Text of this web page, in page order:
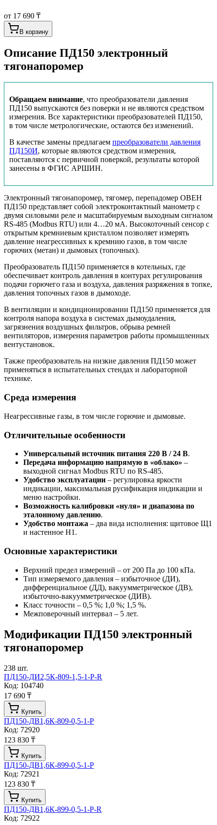
от 17 690 ₸
В корзину
Описание ПД150 электронный
тягонапоромер
Обращаем внимание, что преобразователи давления
ПД150 выпускаются без поверки и не являются средством
измерения. Все характеристики преобразователей ПД150,
в том числе метрологические, остаются без изменений.
В качестве замены предлагаем преобразователи давления
ПД150И, которые являются средством измерения,
поставляются с первичной поверкой, результаты которой
занесены в ФГИС АРШИН.
Электронный тягонапоромер, тягомер, перепадомер ОВЕН
ПД150 представляет собой электроконтактный манометр с
двумя силовыми реле и масштабируемым выходным сигналом
RS-485 (Modbus RTU) или 4…20 мА. Высокоточный сенсор с
открытым кремниевым кристаллом позволяет измерять
давление неагрессивных к кремнию газов, в том числе
горючих (метан) и дымовых (топочных).
Преобразователь ПД150 применяется в котельных, где
обеспечивает контроль давления в контурах регулирования
подачи горючего газа и воздуха, давления разряжения в топке,
давления топочных газов в дымоходе.
В вентиляции и кондиционировании ПД150 применяется для
контроля напора воздуха в системах дымоудаления,
загрязнения воздушных фильтров, обрыва ремней
вентиляторов, измерения параметров работы промышленных
вентустановок.
Также преобразователь на низкие давления ПД150 может
применяться в испытательных стендах и лабораторной
технике.
Среда измерения
Неагрессивные газы, в том числе горючие и дымовые.
Отличительные особенности
Универсальный источник питания 220 В / 24 В.
Передача информацию напрямую в «облако» –
выходной сигнал Modbus RTU по RS-485.
Удобство эксплуатации – регулировка яркости
индикации, максимальная русификация индикации и
меню настройки.
Возможность калибровки «нуля» и диапазона по
эталонному давлению.
Удобство монтажа – два вида исполнения: щитовое Щ1
и настенное Н1.
Основные характеристики
Верхний предел измерений – от 200 Па до 100 кПа.
Тип измеряемого давления – избыточное (ДИ),
дифференциальное (ДД), вакуумметрическое (ДВ),
избыточно-вакуумметрическое (ДИВ).
Класс точности – 0,5 %; 1,0 %; 1,5 %.
Межповерочный интервал – 5 лет.
Модификации ПД150 электронный
тягонапоромер
238 шт.
ПД150-ДИ2,5К-809-1,5-1-Р-R
Код: 104740
17 690 ₸
Купить
ПД150-ДВ1,6К-809-0,5-1-Р
Код: 72920
123 830 ₸
Купить
ПД150-ДВ1,6К-899-0,5-1-Р
Код: 72921
123 830 ₸
Купить
ПД150-ДВ1,6К-899-0,5-1-Р-R
Код: 72922